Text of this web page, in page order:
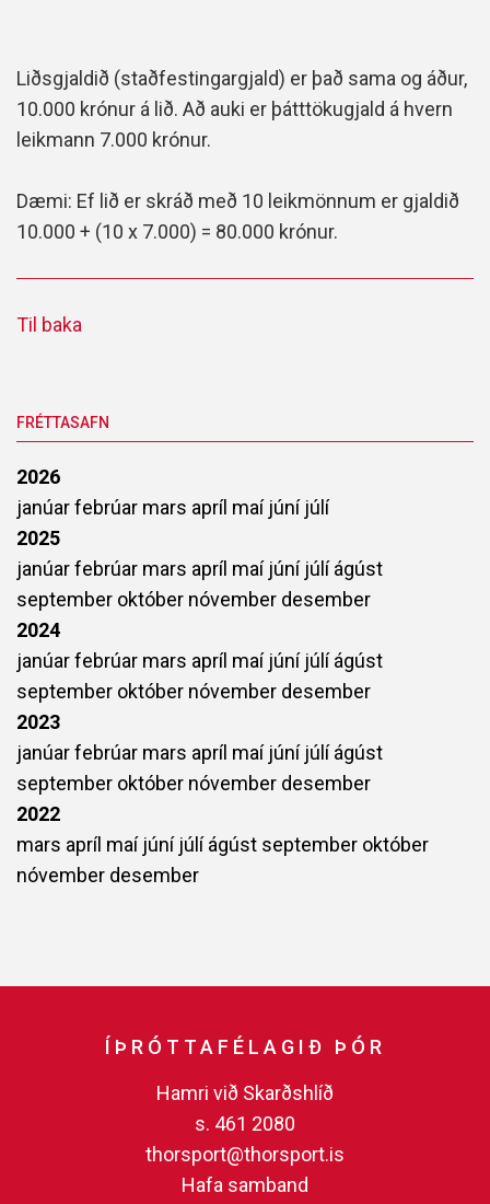
Liðsgjaldið (staðfestingargjald) er það sama og áður,
10.000 krónur á lið. Að auki er þátttökugjald á hvern
leikmann 7.000 krónur.
Dæmi: Ef lið er skráð með 10 leikmönnum er gjaldið
10.000 + (10 x 7.000) = 80.000 krónur.
Til baka
FRÉTTASAFN
2026
janúarfebrúar mars apríl maí júní júlí
2025
janúarfebrúar mars apríl maí júní júlíágúst
september október nóvember desember
2024
janúarfebrúar mars apríl maí júní júlíágúst
september október nóvember desember
2023
janúarfebrúar mars apríl maí júní júlíágúst
september október nóvember desember
2022
mars apríl maí júní júlíágúst september október
nóvember desember
ÍÞRÓTTAFÉLAGIÐ ÞÓR
Hamri við Skarðshlíð
s. 461 2080
thorsport@thorsport.is
Hafa samband